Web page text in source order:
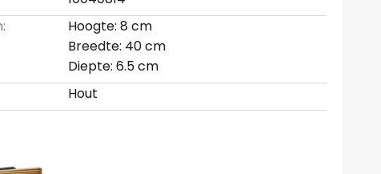
Hoogte: 8 cm
Breedte: 40 cm
Diepte: 6.5 cm
Hout